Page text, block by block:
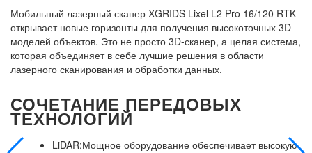
Мобильный лазерный сканер XGRIDS Lixel L2 Pro 16/120 RTK
открывает новые горизонты для получения высокоточных 3D-
моделей объектов. Это не просто 3D-сканер, а целая система,
которая объединяет в себе лучшие решения в области
лазерного сканирования и обработки данных.
СОЧЕТАНИЕ ПЕРЕДОВЫХ
ТЕХНОЛОГИЙ
LiDAR:Мощное оборудование обеспечивает высокую